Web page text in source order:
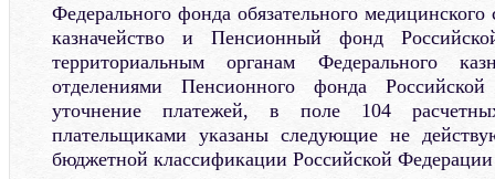
Федерального фонда обязательного медицинского
казначейство и Пенсионный фонд
территориальным органам Федерального
отделениями Пенсионного фонда
уточнение платежей, в поле 104
плательщиками указаны следующие не
бюджетной классификации Российской